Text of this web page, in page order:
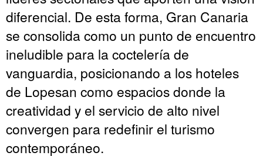
diferencial. De esta forma, Gran Canaria
se consolida como un punto de encuentro
ineludible para la coctelería de
vanguardia, posicionando a los hoteles
de Lopesan como espacios donde la
creatividad y el servicio de alto nivel
convergen para redefinir el turismo
contemporáneo.